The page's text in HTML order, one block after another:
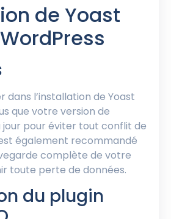
de Yoast
dans l’installation de Yoast
que votre version de
jour pour éviter tout conflit de
également recommandé
complète de votre
toute perte de données.
du plugin